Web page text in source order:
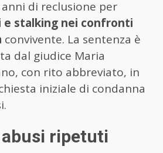
di reclusione per
stalking nei confronti
convivente. La sentenza è
dal giudice Maria
con rito abbreviato, in
iniziale di condanna
ripetuti